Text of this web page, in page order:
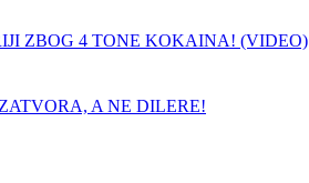
ZBOG 4 TONE KOKAINA! (VIDEO)
A NE DILERE!